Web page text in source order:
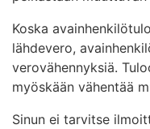
Koska
lähdevero,
verovähennyksiä.
myöskään vähentää
Sinun ei tarvitse